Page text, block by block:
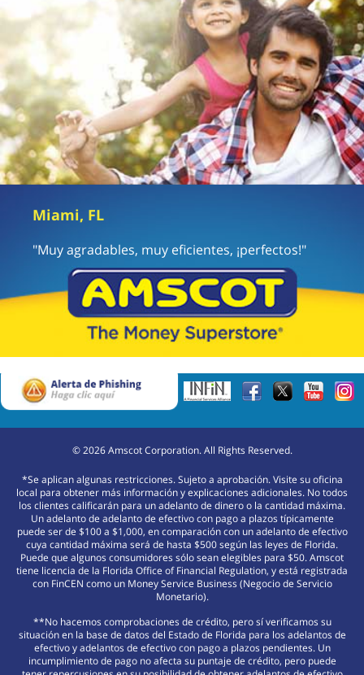
Miami, FL
"Muy agradables, muy eficientes, ¡perfectos!"
©2026Amscot Corporation. All Rights Reserved.
*Se aplican algunas restricciones. Sujeto a aprobación. Visite su oficina
local para obtener más información y explicaciones adicionales. No todos
los clientes calificarán para un adelanto de dinero o la cantidad máxima.
Un adelanto de adelanto de efectivo con pago a plazos típicamente
puede ser de $100 a $1,000, en comparación con un adelanto de efectivo
cuya cantidad máxima será de hasta $500 según las leyes de Florida.
Puede que algunos consumidores sólo sean elegibles para $50. Amscot
tiene licencia de la Florida Office of Financial Regulation, y está registrada
con FinCEN como un Money Service Business (Negocio de Servicio
Monetario).
**No hacemos comprobaciones de crédito, pero sí verificamos su
situación en la base de datos del Estado de Florida para los adelantos de
efectivo y adelantos de efectivo con pago a plazos pendientes. Un
incumplimiento de pago no afecta su puntaje de crédito, pero puede